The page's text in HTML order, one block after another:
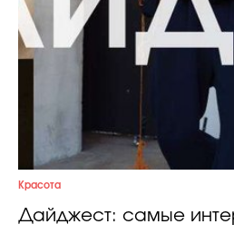
Красота
Дайджест: самые